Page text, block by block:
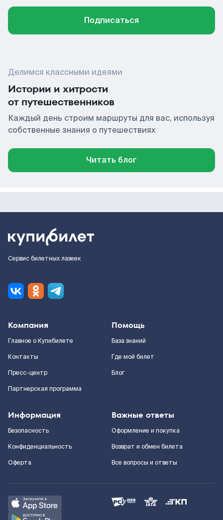
Подписаться
Делимся классными идеями
Истории и хитрости
от путешественников
Каждый день строим маршруты для вас, используя
собственные знания о путешествиях
Читать блог
Сервис билетных лазеек
Компания
Главное о Купибилете
Контакты
Пресс-центр
Партнерская программа
Помощь
База знаний
Где мой билет
Блог
Информация
Безопасность
Конфиденциальность
Оферта
Важные ответы
Оформление и покупка
Возврат и обмен билета
Все вопросы и ответы